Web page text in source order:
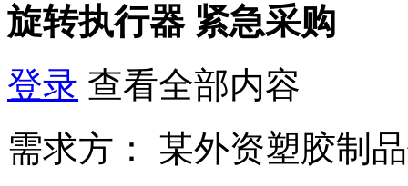
旋转执行器 紧急采购
登录 查看全部内容
需求方：
某外资塑胶制